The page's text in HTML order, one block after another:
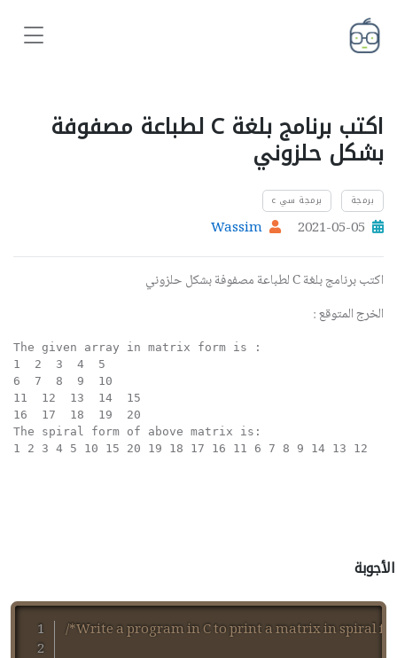
اكتب برنامج بلغة C لطباعة مصفوفة
بشكل حلزوني
برمجة برمجة سي c
2021-05-05
Wassim
اكتب برنامج بلغة C لطباعة مصفوفة بشكل حلزوني
الخرج المتوقع :
The given array in matrix form is :
1  2  3  4  5
6  7  8  9  10
11  12  13  14  15
16  17  18  19  20
The spiral form of above matrix is:
الأجوبة
/*Write a program in C to print a matrix in spiral